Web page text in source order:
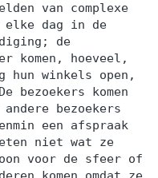
van complexe
elke dag in de
de
komen, hoeveel,
hun winkels open,
bezoekers komen
bezoekers
een afspraak
niet wat ze
voor de sfeer of
komen omdat ze